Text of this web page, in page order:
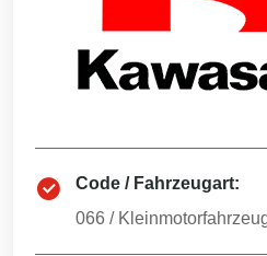
Code / Fahrzeugart:
066 /